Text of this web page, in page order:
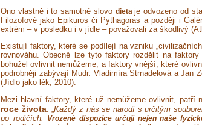
Ono vlastně i to samotné slovo dietaje odvozeno od
Filozofové jako Epikuros či Pythagoras a později i
extrém – v posledku i v jídle – považovali za škodlivý
Existují faktory, které se podílejí na vzniku
rovnováhu. Obecně lze tyto faktory rozdělit na
bohužel ovlivnit nemůžeme, a faktory vnější, které
podrobněji zabývají Mudr. Vladimíra Strnadelová a
(Jídlo jako lék, 2010).
Mezi hlavní faktory, které už nemůžeme ovlivnit, patří
roce života: „Každý z nás se narodí s určitým
po rodičích. Vrozené dispozice určují nejen naše